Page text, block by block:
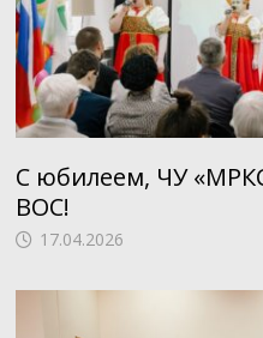
С юбилеем, ЧУ
ВОС!
17.04.2026